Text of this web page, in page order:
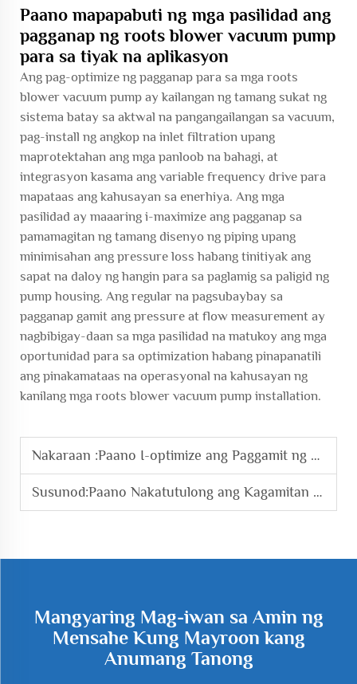
Paano mapapabuti ng mga pasilidad ang
pagganap ng roots blower vacuum pump
para sa tiyak na aplikasyon
Ang pag-optimize ng pagganap para sa mga roots
blower vacuum pump ay kailangan ng tamang sukat ng
sistema batay sa aktwal na pangangailangan sa vacuum,
pag-install ng angkop na inlet filtration upang
maprotektahan ang mga panloob na bahagi, at
integrasyon kasama ang variable frequency drive para
mapataas ang kahusayan sa enerhiya. Ang mga
pasilidad ay maaaring i-maximize ang pagganap sa
pamamagitan ng tamang disenyo ng piping upang
minimisahan ang pressure loss habang tinitiyak ang
sapat na daloy ng hangin para sa paglamig sa paligid ng
pump housing. Ang regular na pagsubaybay sa
pagganap gamit ang pressure at flow measurement ay
nagbibigay-daan sa mga pasilidad na matukoy ang mga
oportunidad para sa optimization habang pinapanatili
ang pinakamataas na operasyonal na kahusayan ng
kanilang mga roots blower vacuum pump installation.
Nakaraan :Paano I-optimize ang Paggamit ng Enerhiya sa mga Sistema ng Roots Blower Vacuum Pump?
Susunod:Paano Nakatutulong ang Kagamitan sa Paggamot ng Tubig-Bomba sa Pagtugon sa mga Pamantayan sa Kalikasan?
Mangyaring Mag-iwan sa Amin ng
Mensahe Kung Mayroon kang
Anumang Tanong